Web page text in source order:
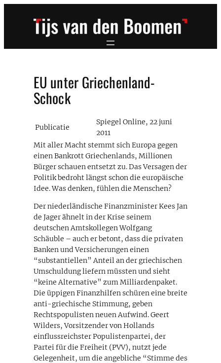
EU unter Griechenland-
Schock
Publicatie
Spiegel Online, 22 juni
2011
Mit aller Macht stemmt sich Europa gegen
einen Bankrott Griechenlands, Millionen
Bürger schauen entsetzt zu. Das Versagen der
Politik bedroht längst schon die europäische
Idee. Was denken, fühlen die Menschen?
Der niederländische Finanzminister Kees Jan
de Jager ähnelt in der Krise seinem
deutschen Amtskollegen Wolfgang
Schäuble – auch er betont, dass die privaten
Banken und Versicherungen einen
“substantiellen” Anteil an der griechischen
Umschuldung liefern müssten und sieht
“keine Alternative” zum Milliardenpaket.
Die üppigen Finanzhilfen schüren eine breite
anti-griechische Stimmung, geben
Rechtspopulisten neuen Aufwind. Geert
Wilders, Vorsitzender von Hollands
einflussreichster Populistenpartei, der
Partei für die Freiheit (PVV), nutzt jede
Gelegenheit, um die angebliche “Stimme des